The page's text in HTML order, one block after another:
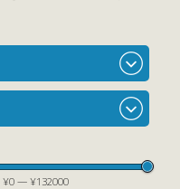
¥0— ¥132000